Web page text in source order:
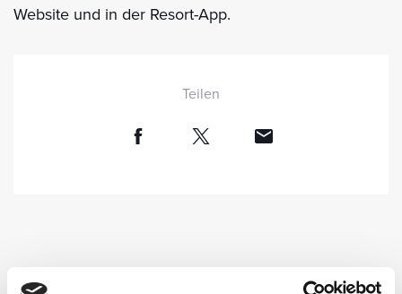
Website und in der Resort-App.
Teilen
ES KÖNNTE DICH INTERESSIEREN